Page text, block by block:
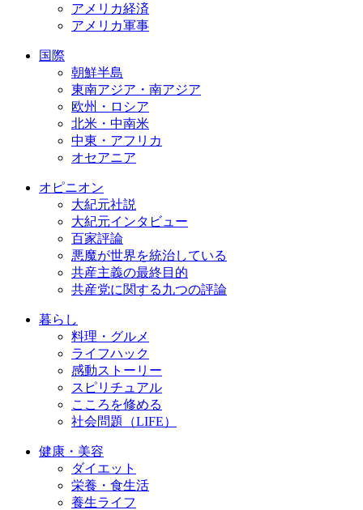
アメリカ経済
アメリカ軍事
国際
朝鮮半島
東南アジア・南アジア
欧州・ロシア
北米・中南米
中東・アフリカ
オセアニア
オピニオン
大紀元社説
大紀元インタビュー
百家評論
悪魔が世界を統治している
共産主義の最終目的
共産党に関する九つの評論
暮らし
料理・グルメ
ライフハック
感動ストーリー
スピリチュアル
こころを修める
社会問題（LIFE）
健康・美容
ダイエット
栄養・食生活
養生ライフ